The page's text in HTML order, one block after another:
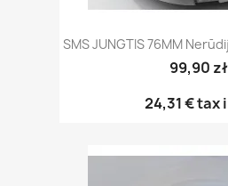
SMS JUNGTIS 76MM
99,90 zł
24,31 €tax